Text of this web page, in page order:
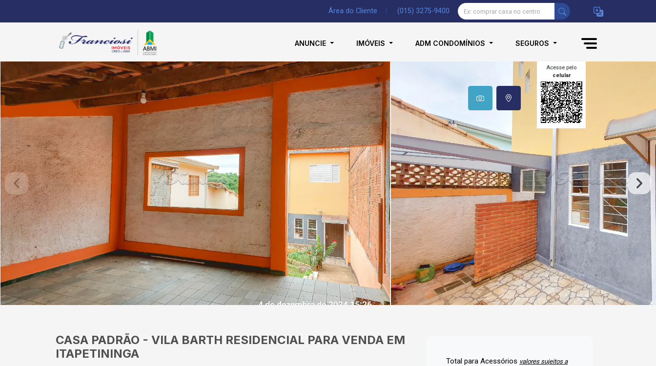
Área do Cliente (015) 3275-9400
ANUNCIE IMÓVEIS ADM CONDOMÍNIOS SEGUROS
Acesse pelo
celular
CASA PADRÃO - VILA BARTH RESIDENCIAL PARA VENDA EM
ITAPETININGA
Total para Acessórios valores sujeitos a